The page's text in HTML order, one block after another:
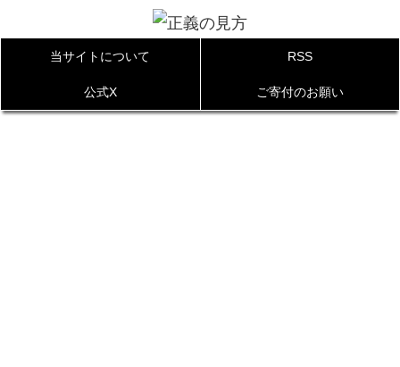
当サイトについて RSS
公式X ご寄付のお願い